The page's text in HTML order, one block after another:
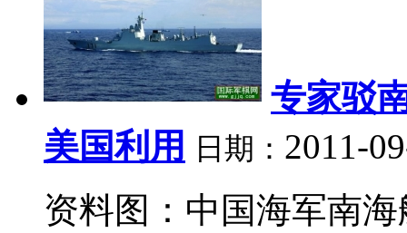
专家驳
美国利用
日期： 2011-
资料图：中国海军南